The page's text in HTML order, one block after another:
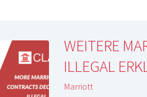
WEITERE
ILLEGAL
Marriott